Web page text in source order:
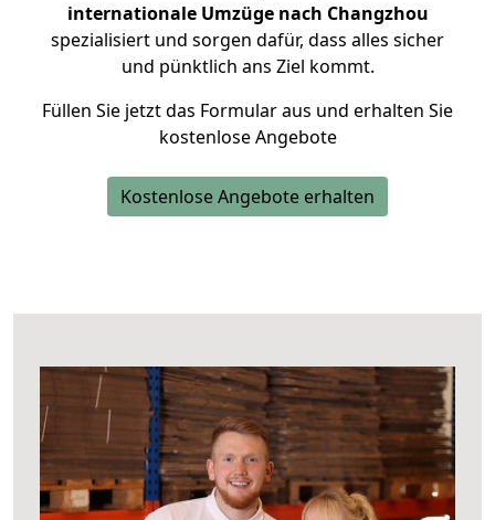
internationale Umzüge nach Changzhou
spezialisiert und sorgen dafür, dass alles sicher
und pünktlich ans Ziel kommt.
Füllen Sie jetzt das Formular aus und erhalten Sie
kostenlose Angebote
Kostenlose Angebote erhalten